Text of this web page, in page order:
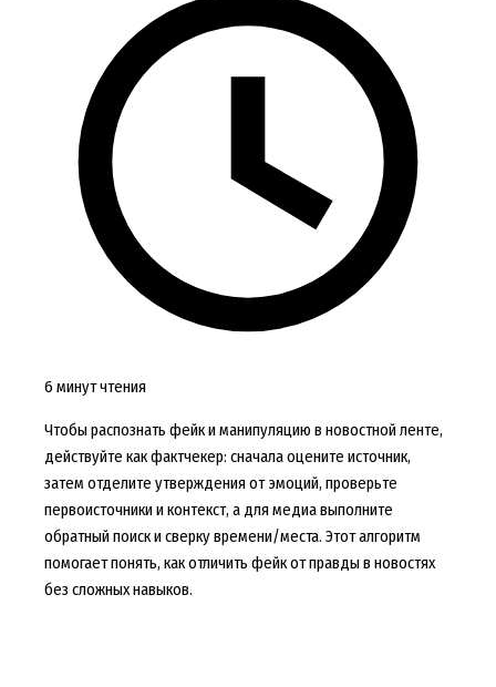
6 минут чтения
Чтобы распознать фейк и манипуляцию в новостной ленте,
действуйте как фактчекер: сначала оцените источник,
затем отделите утверждения от эмоций, проверьте
первоисточники и контекст, а для медиа выполните
обратный поиск и сверку времени/места. Этот алгоритм
помогает понять, как отличить фейк от правды в новостях
без сложных навыков.